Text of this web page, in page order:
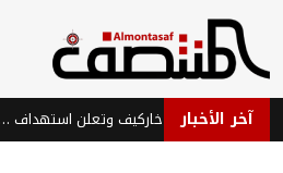
آخر الأخبار روسيا تسيطر على بلدة في خاركيف وتعلن استهداف سفن أوكرانية